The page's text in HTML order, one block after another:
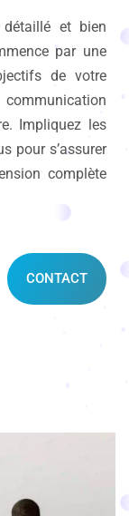
détaillé et bien
par une
de votre
Impliquez les
pour s’assurer
complète
CONTACT